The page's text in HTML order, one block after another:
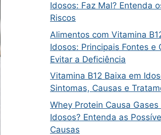
Idosos: Faz Mal? Entenda
Riscos
Alimentos com Vitamina
Idosos: Principais Fontes e
Evitar a Deficiência
Vitamina B12 Baixa em
Sintomas, Causas e
Whey Protein Causa Gases
Idosos? Entenda as
Causas